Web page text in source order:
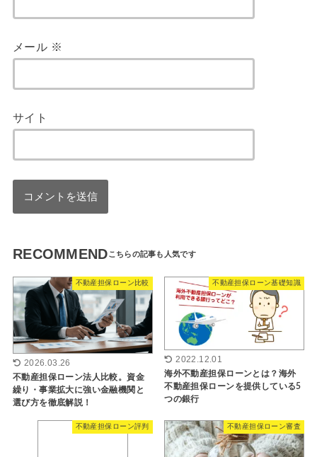
メール ※
サイト
RECOMMEND
不動産担保ローン比較
2026.03.26
不動産担保ローン法人比較。資金
繰り・事業拡大に強い金融機関と
選び方を徹底解説！
不動産担保ローン基礎知識
2022.12.01
海外不動産担保ローンとは？海外
不動産担保ローンを提供している5
つの銀行
不動産担保ローン評判 不動産担保ローン審査